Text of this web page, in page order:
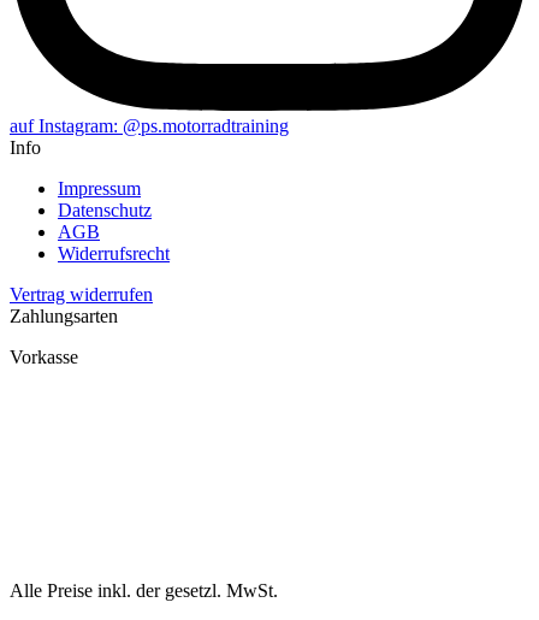
auf Instagram: @ps.motorradtraining
Info
Impressum
Datenschutz
AGB
Widerrufsrecht
Vertrag widerrufen
Zahlungsarten
Vorkasse
Alle Preise inkl. der gesetzl. MwSt.